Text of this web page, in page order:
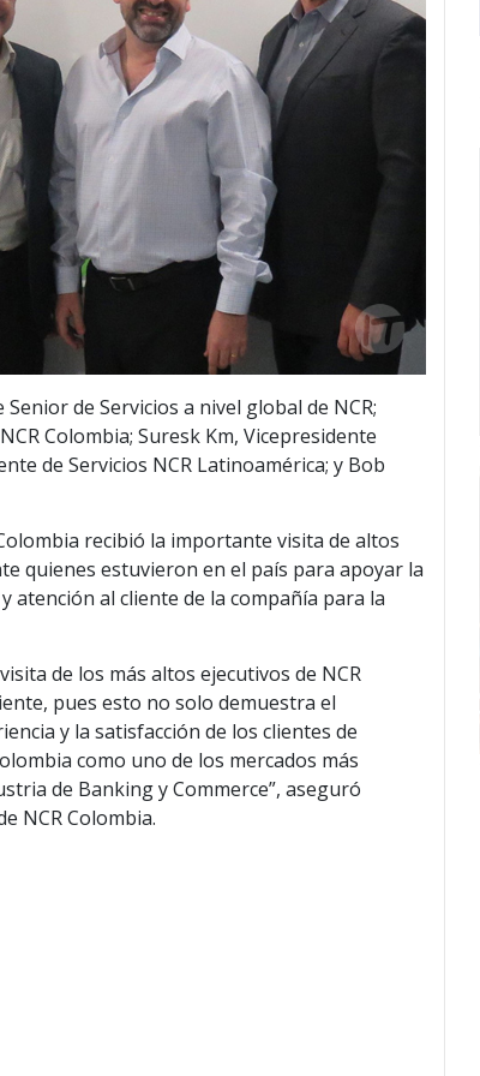
de Servicios a nivel global de NCR;
Colombia; Suresk Km, Vicepresidente
de Servicios NCR Latinoamérica; y Bob
recibió la importante visita de altos
quienes estuvieron en el país para apoyar la
atención al cliente de la compañía para la
de los más altos ejecutivos de NCR
pues esto no solo demuestra el
y la satisfacción de los clientes de
como uno de los mercados más
de Banking y Commerce”, aseguró
NCR Colombia.